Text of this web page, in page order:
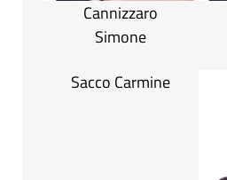
Cannizzaro
Simone
Sacco Carmine